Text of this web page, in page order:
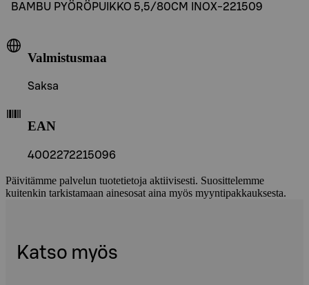
BAMBU PYÖRÖPUIKKO 5,5/80CM INOX-221509
Valmistusmaa
Saksa
EAN
4002272215096
Päivitämme palvelun tuotetietoja aktiivisesti. Suosittelemme
kuitenkin tarkistamaan ainesosat aina myös myyntipakkauksesta.
Katso myös